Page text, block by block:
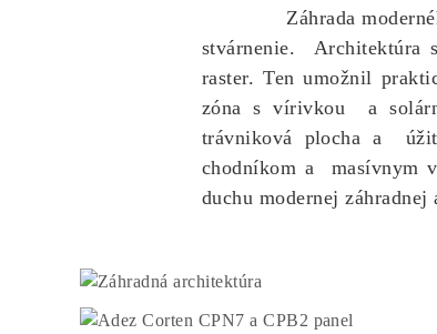
Záhrada moderného
stvárnenie. Architektúra
raster. Ten umožnil
zóna s vírivkou a
trávniková plocha a
chodníkom a masívnym
duchu modernej